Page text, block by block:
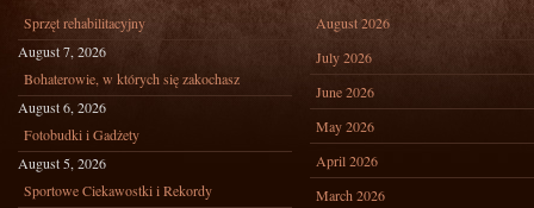
Sprzęt rehabilitacyjny
August 7, 2026
Bohaterowie, w których się zakochasz
August 6, 2026
Fotobudki i Gadżety
August 5, 2026
Sportowe Ciekawostki i Rekordy
August 2026
July 2026
June 2026
May 2026
April 2026
March 2026